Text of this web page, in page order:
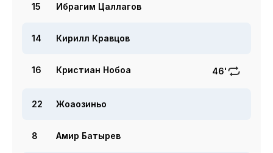
15 Ибрагим Цаллагов
14 Кирилл Кравцов
16 Кристиан Нобоа 46'
22 Жоаозиньо
8 Амир Батырев